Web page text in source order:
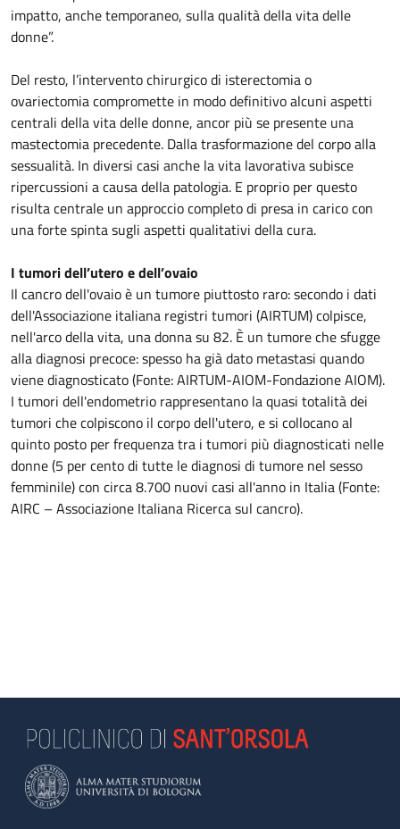
impatto, anche temporaneo, sulla qualità della vita delle
donne”.
Del resto, l’intervento chirurgico di isterectomia o
ovariectomia compromette in modo definitivo alcuni aspetti
centrali della vita delle donne, ancor più se presente una
mastectomia precedente. Dalla trasformazione del corpo alla
sessualità. In diversi casi anche la vita lavorativa subisce
ripercussioni a causa della patologia. E proprio per questo
risulta centrale un approccio completo di presa in carico con
una forte spinta sugli aspetti qualitativi della cura.
I tumori dell’utero e dell’ovaio
Il cancro dell'ovaio è un tumore piuttosto raro: secondo i dati
dell'Associazione italiana registri tumori (AIRTUM) colpisce,
nell'arco della vita, una donna su 82. È un tumore che sfugge
alla diagnosi precoce: spesso ha già dato metastasi quando
viene diagnosticato (Fonte: AIRTUM-AIOM-Fondazione AIOM).
I tumori dell'endometrio rappresentano la quasi totalità dei
tumori che colpiscono il corpo dell'utero, e si collocano al
quinto posto per frequenza tra i tumori più diagnosticati nelle
donne (5 per cento di tutte le diagnosi di tumore nel sesso
femminile) con circa 8.700 nuovi casi all'anno in Italia (Fonte:
AIRC – Associazione Italiana Ricerca sul cancro).